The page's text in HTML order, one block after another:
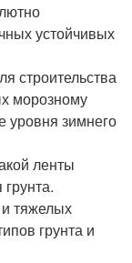
устойчивых
строительства
морозному
уровня зимнего
ленты
тяжелых
грунта и